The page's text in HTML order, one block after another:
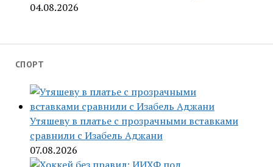
04.08.2026
СПОРТ
Утяшеву в платье с прозрачными вставками
сравнили с Изабель Аджани
07.08.2026